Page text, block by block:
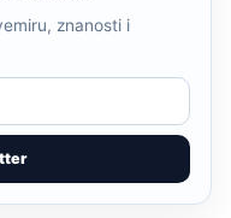
znanosti i